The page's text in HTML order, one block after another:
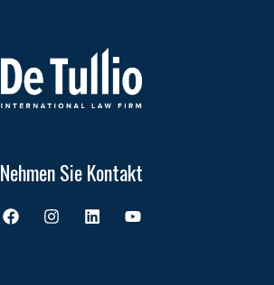
Nehmen Sie Kontakt
F
a
I
n
L
i
Y
o